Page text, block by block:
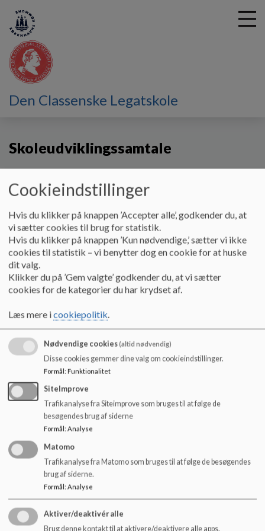
o
Den Classenske Legatskole
Skoleudviklingssamtale
Skoleudviklingssamtale
Skoleudviklingssamtaler erstatter det, der tidligere hed
kvalitetssamtale og kvalitetsrapport og er nyt fra skoleåret
Formålet med skoleudviklingssamtalen er at styrke dialogen,
forståelsen og samarbejdet om udviklingen af skolen, og den
sætter retningen for, hvad der skal evalueres ud fra.
Det vedhæftede referat er opsummering af
skoleudviklingssamtalen.
Du kan læse om Københavns kommune rammer for
skoleudviklingssamtalerne her:
Skoleudviklingssamtalerne i Københavns Kommune
(kk.dk) og du kan læse om de lovgivningsmæssige rammer
for skoleudviklingssamtaler her:
Skoleudviklingssamtaler
| Børne– og Undervisningsministeriet
Dokumenter
Referat SUS maj 2025.pdf
Referat SUS 28. maj 2024.pdf
Referat SUS 15. maj 2023_1.pdf
Cookieindstillinger
Hvis du klikker på knappen ’Accepter alle’, godkender du, at
vi sætter cookies til brug for statistik.
Hvis du klikker på knappen ’Kun nødvendige,’ sætter vi ikke
cookies til statistik – vi benytter dog en cookie for at huske
dit valg.
Klikker du på ’Gem valgte’ godkender du, at vi sætter
cookies for de kategorier du har krydset af.
Læs mere icookiepolitik.
Nødvendige cookies(altid nødvendig)
Disse cookies gemmer dine valg om cookieindstillinger.
Formål: Funktionalitet
SiteImprove
Trafikanalyse fra Siteimprove som bruges til at følge de
besøgendes brug af siderne
Formål : Analyse
Matomo
Trafikanalyse fra Matomo som bruges til at følge de besøgendes
brug af siderne.
Formål: Analyse
Aktiver/deaktivér alle
Brug denne kontakt til at aktivere/deaktivere alle apps.